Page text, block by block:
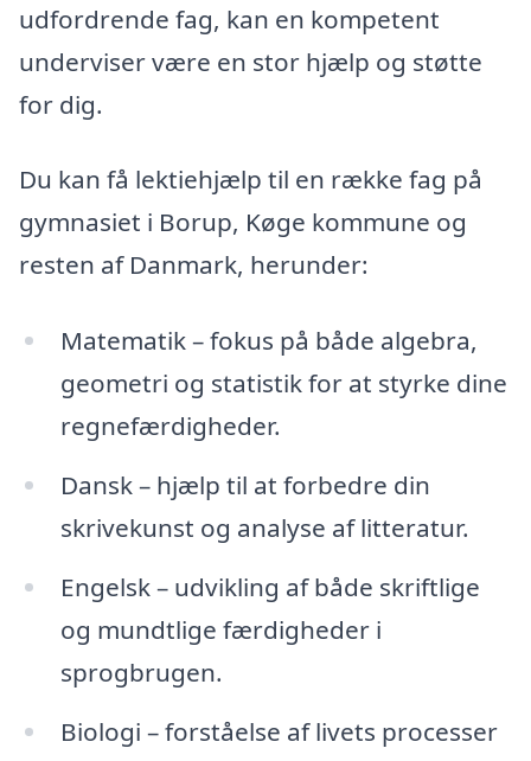
udfordrende fag, kan en kompetent
underviser være en stor hjælp og støtte
for dig.
Du kan få lektiehjælp til en række fag på
gymnasiet i Borup, Køge kommune og
resten af Danmark, herunder:
Matematik – fokus på både algebra,
geometri og statistik for at styrke dine
regnefærdigheder.
Dansk – hjælp til at forbedre din
skrivekunst og analyse af litteratur.
Engelsk – udvikling af både skriftlige
og mundtlige færdigheder i
sprogbrugen.
Biologi – forståelse af livets processer